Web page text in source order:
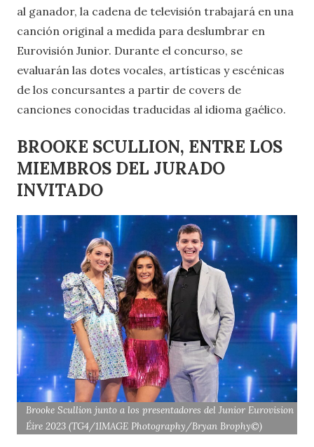
al ganador, la cadena de televisión trabajará en una
canción original a medida para deslumbrar en
Eurovisión Junior. Durante el concurso, se
evaluarán las dotes vocales, artísticas y escénicas
de los concursantes a partir de covers de
canciones conocidas traducidas al idioma gaélico.
BROOKE SCULLION, ENTRE LOS
MIEMBROS DEL JURADO
INVITADO
Brooke Scullion junto a los presentadores del Junior Eurovision
Éire 2023 (TG4/1IMAGE Photography/Bryan Brophy©)